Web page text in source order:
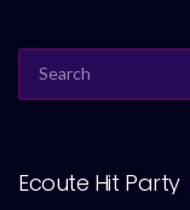
FOR:
Ecoute Hit Party